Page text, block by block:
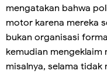
mengatakan bahwa
motor karena mereka
bukan organisasi
kemudian mengeklaim
misalnya, selama